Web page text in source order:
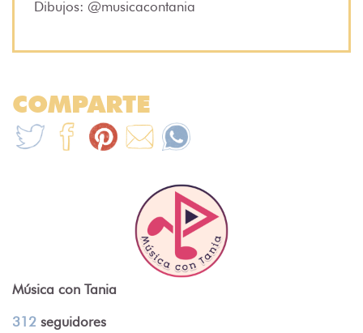
Dibujos: @musicacontania
COMPARTE
Música con Tania
312 seguidores